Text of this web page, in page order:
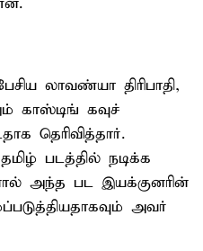
லாவண்யா திரிபாதி,
காஸ்டிங் கவுச்
தெரிவித்தார்.
படத்தில் நடிக்க
அந்த பட இயக்குனரின்
அவர்